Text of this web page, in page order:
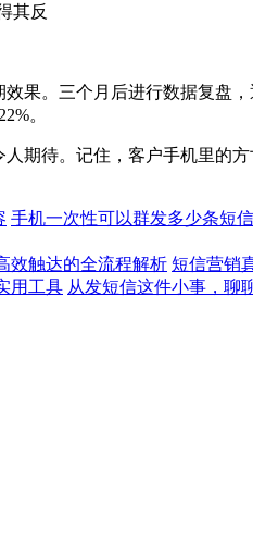
其反
果。三个月后进行数据复盘
。
期待。记住，客户手机里的
手机一次性可以群发多少条短信
效触达的全流程解析 短信营销
用工具 从发短信这件小事，聊